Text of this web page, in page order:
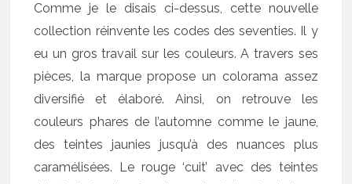
Comme je le disais ci-dessus, cette nouvelle
collection réinvente les codes des seventies. Il y
eu un gros travail sur les couleurs. A travers ses
pièces, la marque propose un colorama assez
diversifié et élaboré. Ainsi, on retrouve les
couleurs phares de l’automne comme le jaune,
des teintes jaunies jusqu’à des nuances plus
caramélisées. Le rouge ‘cuit’ avec des teintes